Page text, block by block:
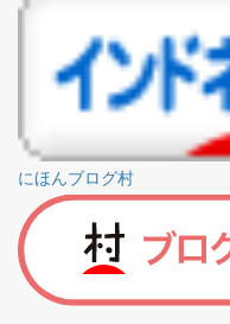
にほんブログ村